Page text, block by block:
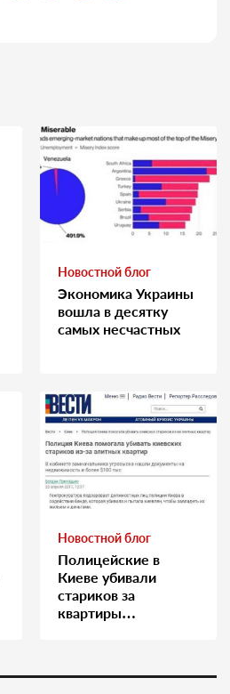
Новостной блог
Экономика Украины
вошла в десятку
самых несчастных
Новостной блог
Полицейские в
Киеве убивали
стариков за
квартиры…